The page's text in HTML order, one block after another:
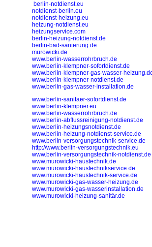
berlin-notdienst.eu
notdienst-berlin.eu
notdienst-heizung.eu
heizung-notdienst.eu
heizungservice.com
berlin-heizung-notdienst.de
berlin-bad-sanierung.de
murowicki.de
www.berlin-wasserrohrbruch.de
www.berlin-klempner-sofortdienst.de
www.berlin-klempner-gas-wasser-
www.berlin-klempner-notdienst.de
www.berlin-gas-wasser-installation.de
www.berlin-sanitaer-sofortdienst.de
www.berlin-klempner.eu
www.berlin-wasserrohrbruch.de
www.berlin-abflussreinigung-notdienst.de
www.berlin-heizungsnotdienst.de
www.berlin-heizung-notdienst-service.de
www.berlin-versorgungstechnik-service.de
http://www.berlin-versorgungstechnik.eu
www.berlin-versorgungstechnik-notdienst.de
www.murowicki-haustechnik.de
www.murowicki-haustechnikservice.de
www.murowicki-haustechnik-service.de
www.murowicki-gas-wasser-heizung.de
www.murowicki-gas-wasserinstallation.de
www.murowicki-heizung-sanitär.de